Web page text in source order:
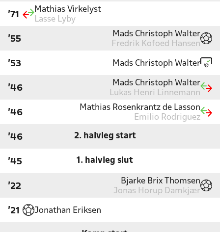
'71
Mathias Virkelyst
Lasse Lyby
'55
Mads Christoph Walter
Fredrik Kofoed Hansen
'53 Mads Christoph Walter
'46
Mads Christoph Walter
Lukas Henri Linnemann
'46
Mathias Rosenkrantz de Lasson
Emilio Rodriguez
'46 2. halvleg start
'45 1. halvleg slut
'22
Bjarke Brix Thomsen
Jonas Horup Damkjær
'21 Jonathan Eriksen